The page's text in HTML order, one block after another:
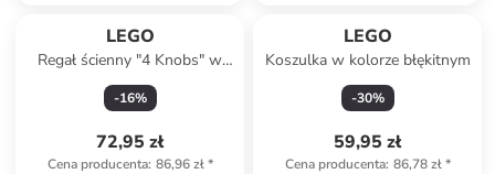
LEGO
Regał ścienny "4 Knobs" w
kolorze szarym - 15,9 x 47 x
16,1 cm
-16%
72,95 zł
Cena producenta: 86,96 zł*
LEGO
Koszulka w kolorze błękitnym
-30%
59,95 zł
Cena producenta: 86,78 zł*